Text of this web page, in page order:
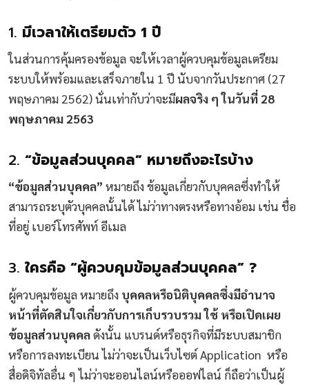
1. มีเวลาให้เตรียมตัว 1 ปี
ในส่วนการคุ้มครองข้อมูล จะให้เวลาผู้ควบคุมข้อมูลเตรียม
ระบบให้พร้อมและเสร็จภายใน 1 ปี นับจากวันประกาศ (27
พฤษภาคม 2562) นั่นเท่ากับว่าจะมีผลจริง ๆ ในวันที่ 28
พฤษภาคม 2563
2. “ข้อมูลส่วนบุคคล” หมายถึงอะไรบ้าง
“ข้อมูลส่วนบุคคล” หมายถึง ข้อมูลเกี่ยวกับบุคคลซึ่งทำให้
สามารถระบุตัวบุคคลนั้นได้ ไม่ว่าทางตรงหรือทางอ้อม เช่น ชื่อ
ที่อยู่ เบอร์โทรศัพท์ อีเมล
3. ใครคือ “ผู้ควบคุมข้อมูลส่วนบุคคล” ?
ผู้ควบคุมข้อมูล หมายถึง บุคคลหรือนิติบุคคลซึ่งมีอำนาจ
หน้าที่ตัดสินใจเกี่ยวกับการเก็บรวบรวม ใช้ หรือเปิดเผย
ข้อมูลส่วนบุคคลดังนั้น แบรนด์หรือธุรกิจที่มีระบบสมาชิก
หรือการลงทะเบียน ไม่ว่าจะเป็นเว็บไซต์ Application หรือ
สื่อดิจิทัลอื่น ๆ ไม่ว่าจะออนไลน์หรือออฟไลน์ ก็ถือว่าเป็นผู้